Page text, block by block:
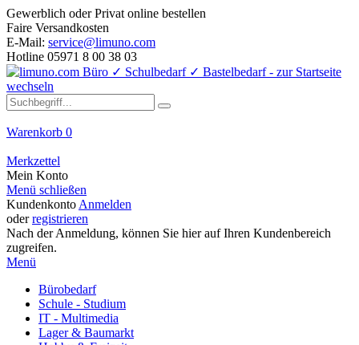
Gewerblich oder Privat online bestellen
Faire Versandkosten
E-Mail: service@limuno.com
Hotline 05971 8 00 38 03
Warenkorb 0
Merkzettel
Mein Konto
Menü schließen
Kundenkonto Anmelden
oderregistrieren
Nach der Anmeldung, können Sie hier auf Ihren Kundenbereich
zugreifen.
Menü
Bürobedarf
Schule - Studium
IT - Multimedia
Lager & Baumarkt